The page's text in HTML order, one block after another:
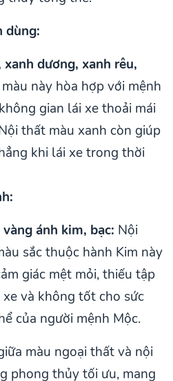
dùng:
xanh dương, xanh rêu,
này hòa hợp với mệnh
gian lái xe thoải mái
thất màu xanh còn giúp
khi lái xe trong thời
ánh kim, bạc: Nội
sắc thuộc hành Kim này
giác mệt mỏi, thiếu tập
và không tốt cho sức
của người mệnh Mộc.
màu ngoại thất và nội
phong thủy tối ưu, mang